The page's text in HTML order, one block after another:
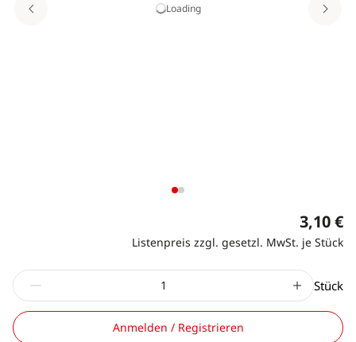
Loading
3,10 €
Listenpreis zzgl. gesetzl. MwSt. je Stück
Stück
Anmelden / Registrieren